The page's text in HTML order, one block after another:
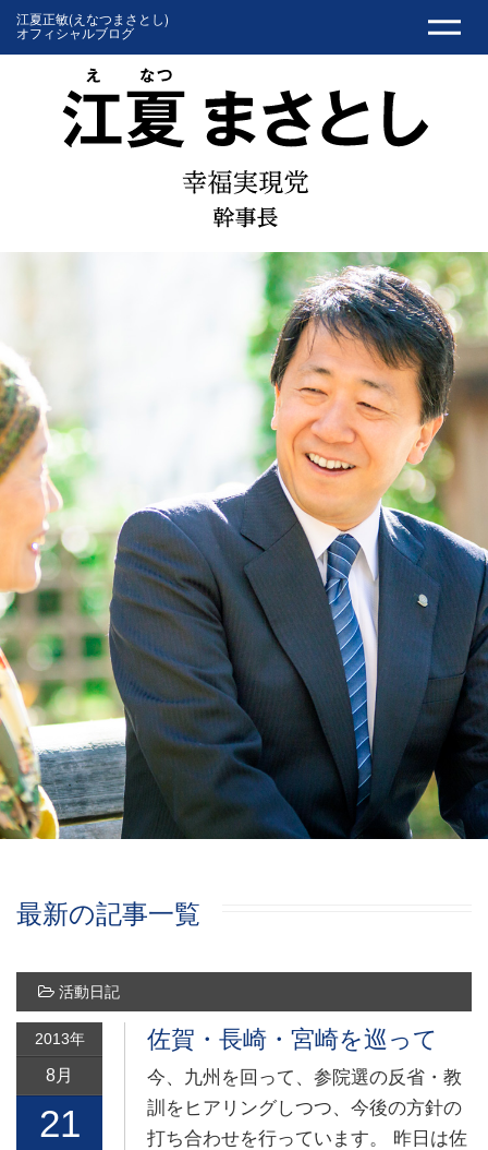
江夏正敏(えなつまさとし)
オフィシャルブログ
最新の記事一覧
活動日記
2013年
8月
21
佐賀・長崎・宮崎を巡って
今、九州を回って、参院選の反省・教
訓をヒアリングしつつ、今後の方針の
打ち合わせを行っています。 昨日は佐